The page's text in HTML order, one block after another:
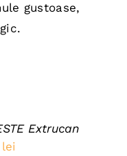
gustoase,
Extrucan
lei